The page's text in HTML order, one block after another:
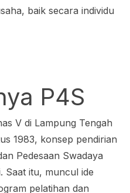
baik secara individu
P4S
V di Lampung Tengah
1983, konsep pendirian
Pedesaan Swadaya
Saat itu, muncul ide
pelatihan dan